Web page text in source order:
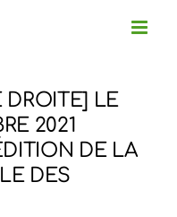
DROITE] LE
2021
DE LA
DES